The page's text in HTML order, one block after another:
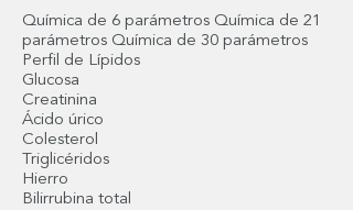
Química de 6 parámetros Química de 21
parámetros Química de 30 parámetros
Perfil de Lípidos
Glucosa
Creatinina
Ácido úrico
Colesterol
Triglicéridos
Hierro
Bilirrubina total